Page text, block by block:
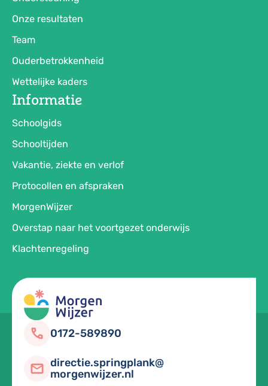
Onze resultaten
Team
Ouderbetrokkenheid
Wettelijke kaders
Informatie
Schoolgids
Schooltijden
Vakantie, ziekte en verlof
Protocollen en afspraken
MorgenWijzer
Overstap naar het voortgezet onderwijs
Klachtenregeling
0172-589890
directie.springplank@
morgenwijzer.nl